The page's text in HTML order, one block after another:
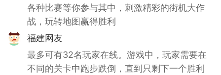
各种比赛等你参与其中，刺激精彩的街机大作
战，玩转地图赢得胜利
福建网友
最多可有32名玩家在线。游戏中，玩家需要在
不同的关卡中跑步跌倒，直到只剩下一个胜利